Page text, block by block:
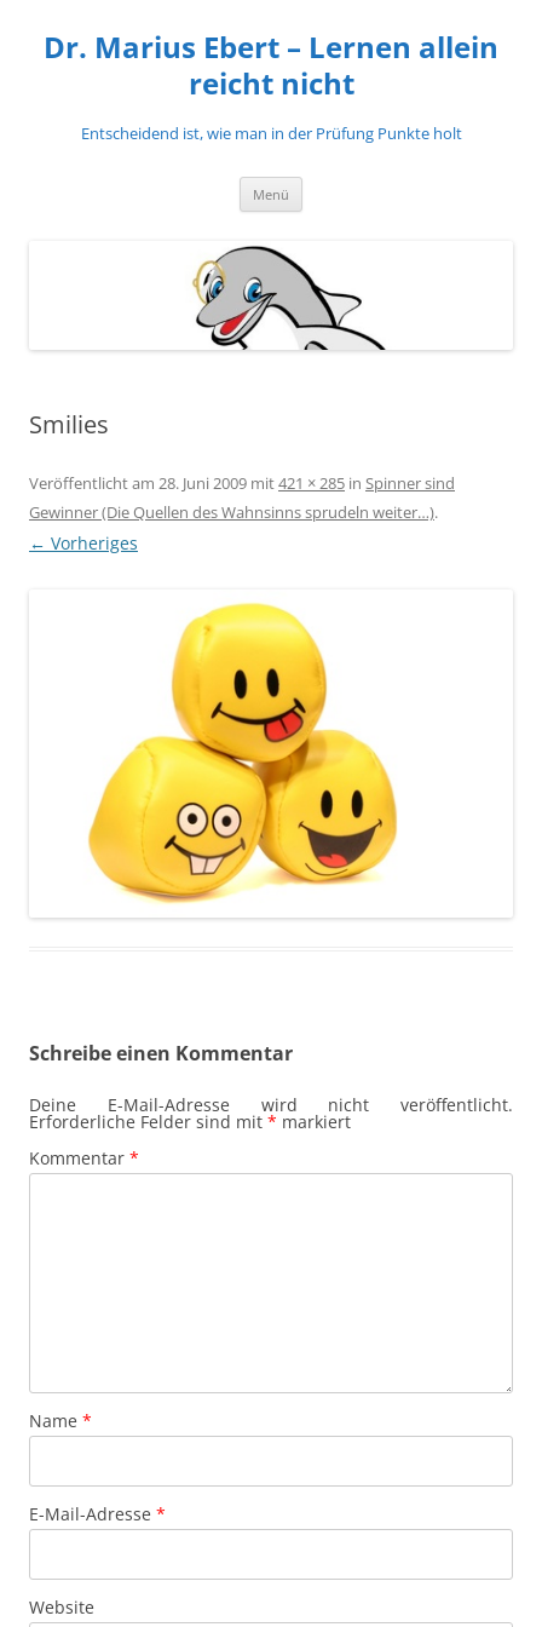
springen
Dr. Marius Ebert – Lernen allein
reicht nicht
Entscheidend ist, wie man in der Prüfung Punkte holt
Menü
Smilies
Veröffentlicht am 28. Juni 2009 mit421 × 285 in Spinner sind
Gewinner (Die Quellen des Wahnsinns sprudeln weiter…).
← Vorheriges
Schreibe einen Kommentar
Deine E-Mail-Adresse wird nicht veröffentlicht.
Erforderliche Felder sind mit * markiert
Kommentar *
Name *
E-Mail-Adresse *
Website